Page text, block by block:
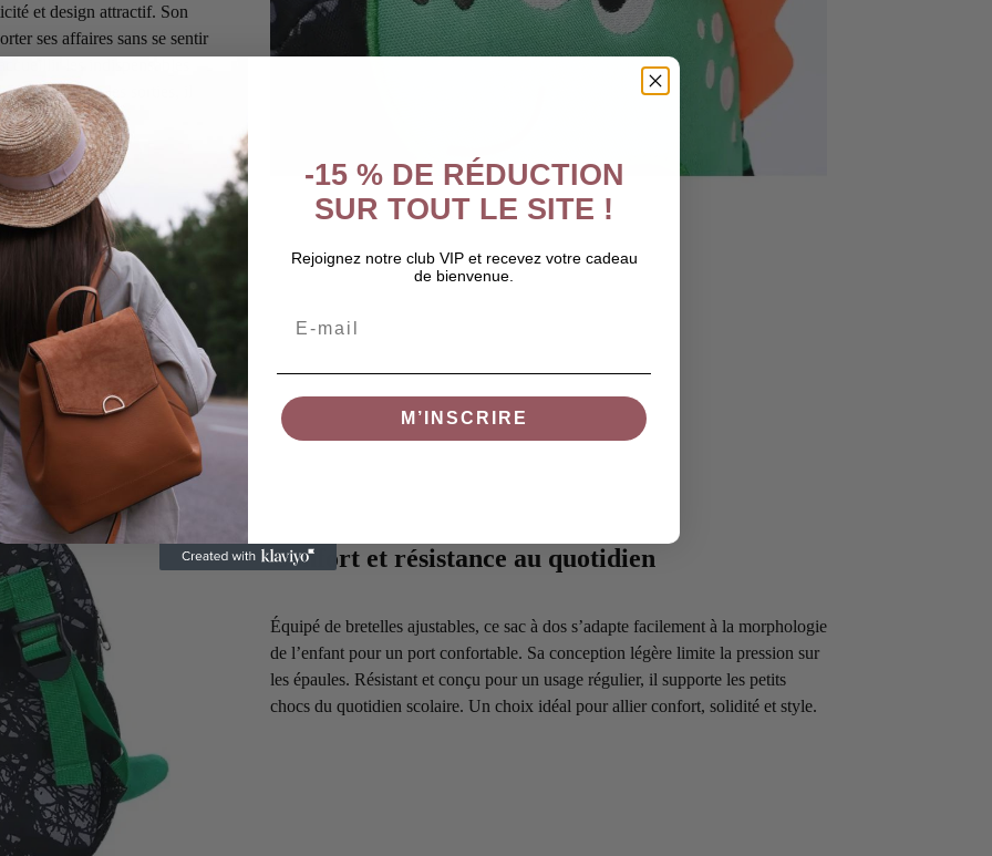
et design attractif. Son
ses affaires sans se sentir
la crèche ou les sorties, il
Confort et résistance au quotidien
Équipé de bretelles ajustables, ce sac à dos s’adapte facilement à la morphologie
de l’enfant pour un port confortable. Sa conception légère limite la pression sur
les épaules. Résistant et conçu pour un usage régulier, il supporte les petits
chocs du quotidien scolaire. Un choix idéal pour allier confort, solidité et style.
-15 % DE RÉDUCTION
SUR TOUT LE SITE !
Rejoignez notre club VIP et recevez votre cadeau
de bienvenue.
M’INSCRIRE